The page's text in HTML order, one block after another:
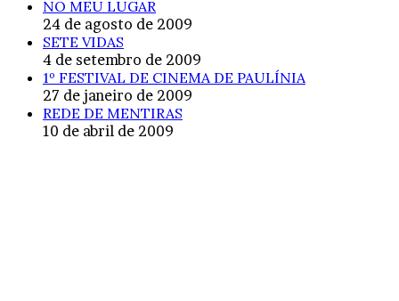
NO MEU LUGAR
24 de agosto de 2009
SETE VIDAS
4 de setembro de 2009
1º FESTIVAL DE CINEMA DE PAULÍNIA
27 de janeiro de 2009
REDE DE MENTIRAS
10 de abril de 2009